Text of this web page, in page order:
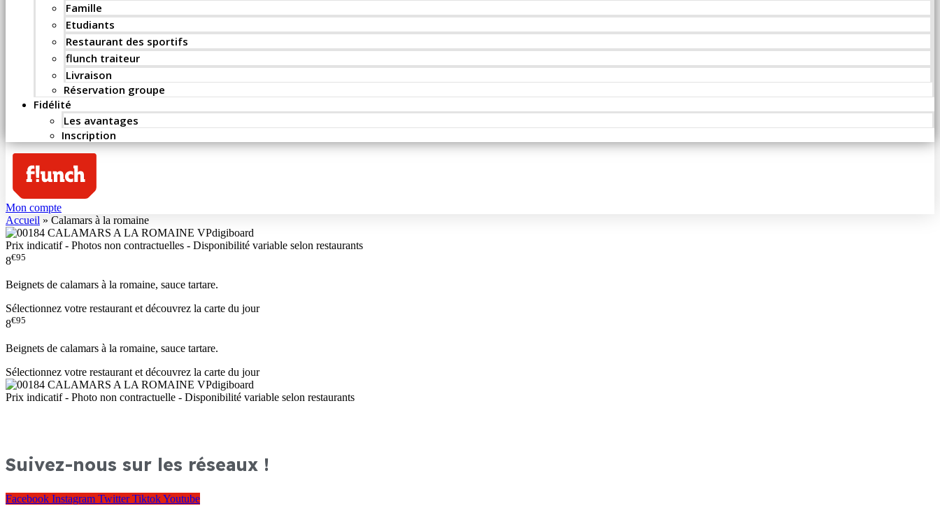
Famille
Etudiants
Restaurant des sportifs
flunch traiteur
Livraison
Réservation groupe
Fidélité
Les avantages
Inscription
Mon compte
Accueil » Calamars à la romaine
Prix indicatif - Photos non contractuelles - Disponibilité variable selon restaurants
8€95
Beignets de calamars à la romaine, sauce tartare.
Sélectionnez votre restaurant et découvrez la carte du jour
8€95
Beignets de calamars à la romaine, sauce tartare.
Sélectionnez votre restaurant et découvrez la carte du jour
Prix indicatif - Photo non contractuelle - Disponibilité variable selon restaurants
Suivez-nous sur les réseaux !
Facebook Instagram Twitter TiktokYoutube